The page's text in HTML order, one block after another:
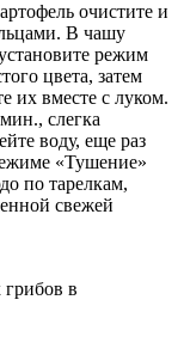
очистите и
В чашу
режим
цвета, затем
их вместе с луком.
слегка
воду, еще раз
«Тушение»
по тарелкам,
свежей